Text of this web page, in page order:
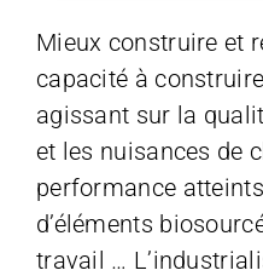
Mieux construire et
capacité à
agissant sur la
et les nuisances de
performance
d’éléments
travail …